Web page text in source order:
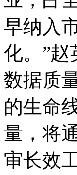
早纳入
化。”赵
数据质
的生命
量，将
审长效